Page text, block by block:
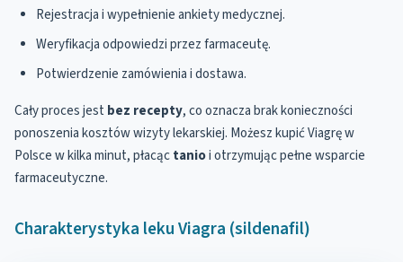
Rejestracja i wypełnienie ankiety medycznej.
Weryfikacja odpowiedzi przez farmaceutę.
Potwierdzenie zamówienia i dostawa.
Cały proces jest bez recepty, co oznacza brak konieczności
ponoszenia kosztów wizyty lekarskiej. Możesz kupić Viagrę w
Polsce w kilka minut, płacąctanioi otrzymując pełne wsparcie
farmaceutyczne.
Charakterystyka leku Viagra (sildenafil)